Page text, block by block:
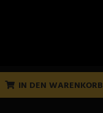
IN DEN WARENKORB